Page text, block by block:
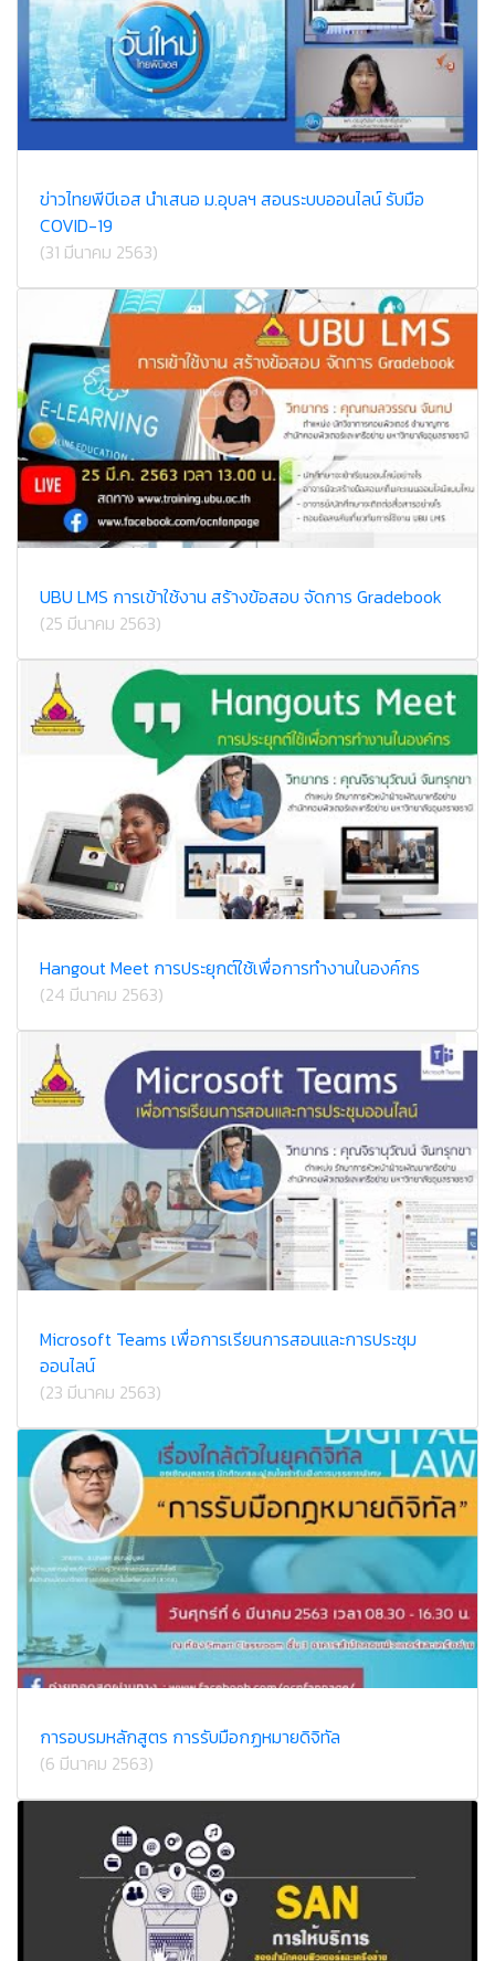
ข่าวไทยพีบีเอส นำเสนอ ม.อุบลฯ สอนระบบออนไลน์ รับมือ
COVID-19
(31 มีนาคม 2563)
UBU LMS การเข้าใช้งาน สร้างข้อสอบ จัดการ Gradebook
(25 มีนาคม 2563)
Hangout Meet การประยุกต์ใช้เพื่อการทำงานในองค์กร
(24 มีนาคม 2563)
Microsoft Teams เพื่อการเรียนการสอนและการประชุม
ออนไลน์
(23 มีนาคม 2563)
การอบรมหลักสูตร การรับมือกฏหมายดิจิทัล
(6 มีนาคม 2563)